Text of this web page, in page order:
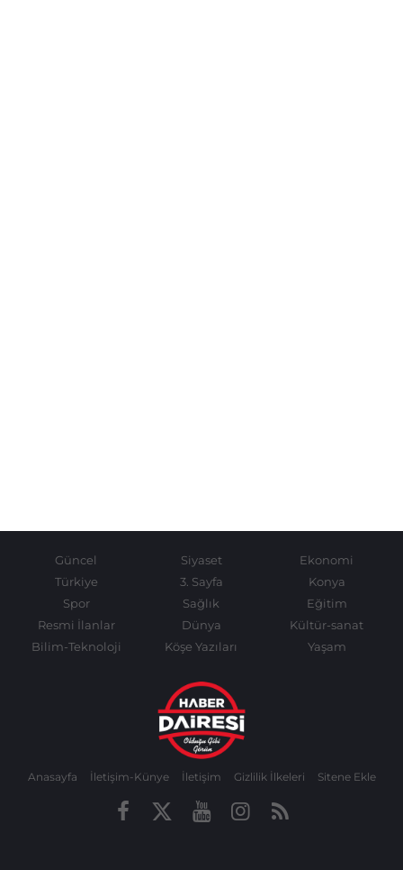
Güncel Siyaset
Ekonomi
Türkiye
3. Sayfa
Konya
Spor
Sağlık
Eğitim
Resmi İlanlar
Dünya
Kültür-sanat
Bilim-Teknoloji
Köşe Yazıları Yaşam
Anasayfa İletişim-Künye İletişim Gizlilik İlkeleri Sitene Ekle